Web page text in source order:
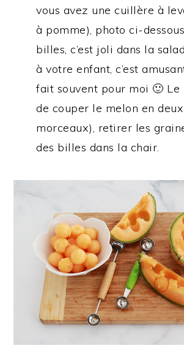
vous avez une cuillère à
à pomme), photo ci-
billes, c’est joli dans la
à votre enfant, c’est
fait souvent pour moi 🙂
de couper le melon en
morceaux), retirer les
des billes dans la chair.